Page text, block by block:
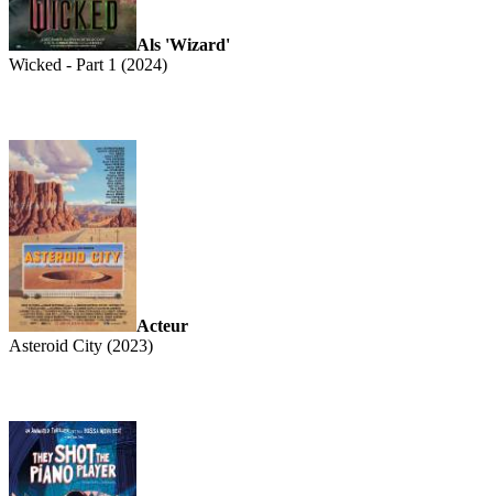
Als 'Wizard'
Wicked - Part 1 (2024)
Acteur
Asteroid City (2023)